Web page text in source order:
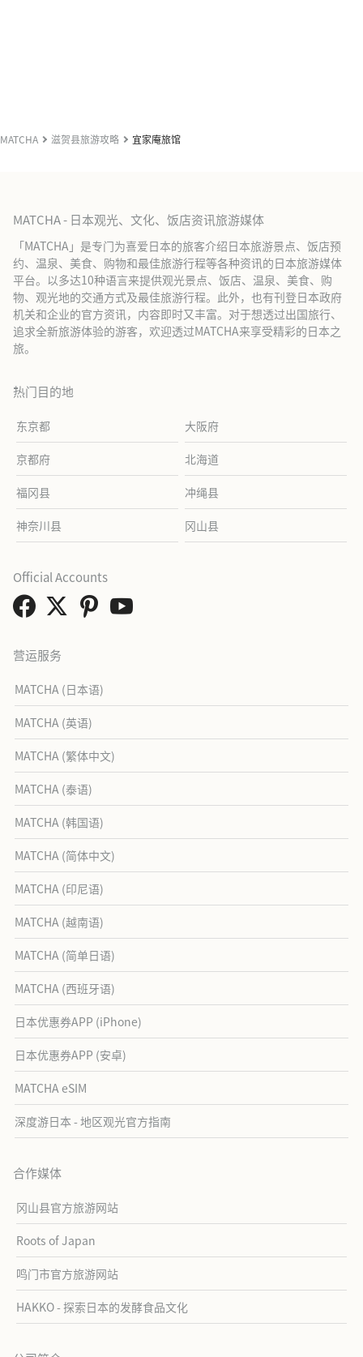
MATCHA 滋贺县旅游攻略 宜家庵旅馆
MATCHA - 日本观光、文化、饭店资讯旅游媒体
「MATCHA」是专门为喜爱日本的旅客介绍日本旅游景点、饭店预
约、温泉、美食、购物和最佳旅游行程等各种资讯的日本旅游媒体
平台。以多达10种语言来提供观光景点、饭店、温泉、美食、购
物、观光地的交通方式及最佳旅游行程。此外，也有刊登日本政府
机关和企业的官方资讯，内容即时又丰富。对于想透过出国旅行、
追求全新旅游体验的游客，欢迎透过MATCHA来享受精彩的日本之
旅。
热门目的地
东京都 大阪府
京都府 北海道
福冈县 冲绳县
神奈川县 冈山县
营运服务
MATCHA (日本语)
MATCHA (英语)
MATCHA (繁体中文)
MATCHA (泰语)
MATCHA (韩国语)
MATCHA (简体中文)
MATCHA (印尼语)
MATCHA (越南语)
MATCHA (简单日语)
MATCHA (西班牙语)
日本优惠券APP (iPhone)
日本优惠券APP (安卓)
MATCHA eSIM
深度游日本 - 地区观光官方指南
合作媒体
冈山县官方旅游网站
Roots of Japan
鸣门市官方旅游网站
HAKKO - 探索日本的发酵食品文化
Official Accounts